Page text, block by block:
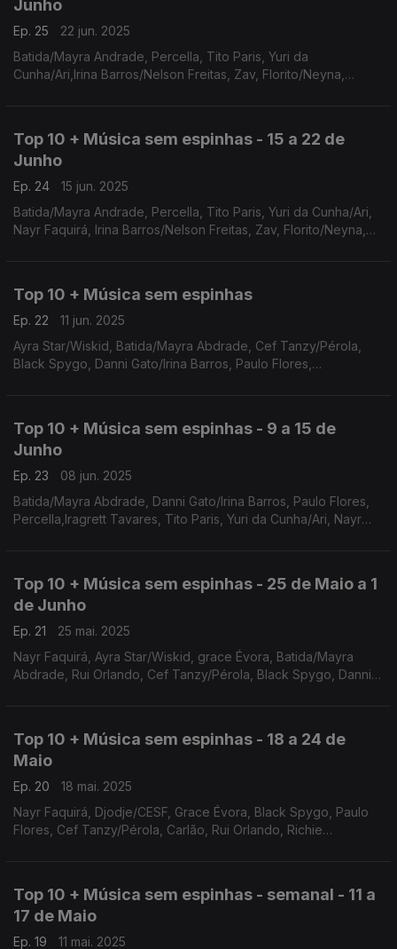
Junho
Ep. 25
22 jun. 2025
Batida/Mayra Andrade, Percella, Tito Paris, Yuri da
Cunha/Ari,Irina Barros/Nelson Freitas, Zav, Florito/Neyna,
Top 10 + Música sem espinhas - 15 a 22 de
Junho
Ep. 24
15 jun. 2025
Batida/Mayra Andrade, Percella, Tito Paris, Yuri da Cunha/Ari,
Nayr Faquirá, Irina Barros/Nelson Freitas, Zav, Florito/Neyna,
Top 10 + Música sem espinhas
Ep. 22
11 jun. 2025
Ayra Star/Wiskid, Batida/Mayra Abdrade, Cef Tanzy/Pérola,
Black Spygo, Danni Gato/Irina Barros, Paulo Flores,
Top 10 + Música sem espinhas - 9 a 15 de
Junho
Ep. 23
08 jun. 2025
Batida/Mayra Abdrade, Danni Gato/Irina Barros, Paulo Flores,
Percella,Iragrett Tavares, Tito Paris, Yuri da Cunha/Ari, Nayr
Top 10 + Música sem espinhas - 25 de Maio a 1
de Junho
Ep. 21
25 mai. 2025
Nayr Faquirá, Ayra Star/Wiskid, grace Évora, Batida/Mayra
Abdrade, Rui Orlando, Cef Tanzy/Pérola, Black Spygo, Danni
Top 10 + Música sem espinhas - 18 a 24 de
Maio
Ep. 20
18 mai. 2025
Nayr Faquirá, Djodje/CESF, Grace Évora, Black Spygo, Paulo
Flores, Cef Tanzy/Pérola, Carlão, Rui Orlando, Richie
Top 10 + Música sem espinhas - semanal - 11 a
17 de Maio
Ep. 19 11 mai. 2025